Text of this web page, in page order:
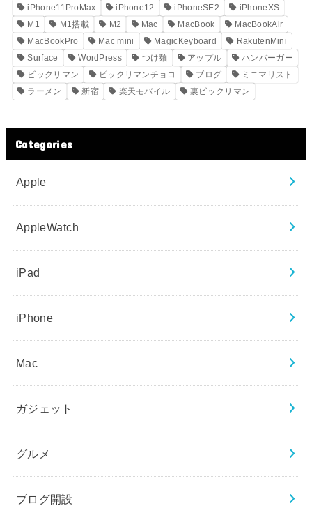
iPhone11ProMax
iPhone12 iPhoneSE2
iPhoneXS
M1
M1搭載 M2 Mac MacBook
MacBookAir
MacBookPro
Mac mini MagicKeyboard
RakutenMini
Surface
WordPress つけ麺 アップル
ハンバーガー
ビックリマン
ビックリマンチョコ ブログ
ミニマリスト
ラーメン
新宿 楽天モバイル 裏ビックリマン
Categories
Apple
AppleWatch
iPad
iPhone
Mac
ガジェット
グルメ
ブログ開設